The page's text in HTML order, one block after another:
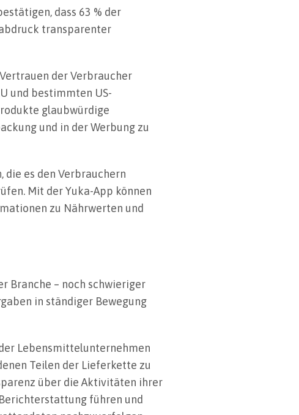
dass 63 % der
transparenter
der Verbraucher
und bestimmten US-
glaubwürdige
und in der Werbung zu
die es den Verbrauchern
Mit der Yuka-App können
zu Nährwerten und
Branche – noch schwieriger
in ständiger Bewegung
Lebensmittelunternehmen
Teilen der Lieferkette zu
über die Aktivitäten ihrer
führen und